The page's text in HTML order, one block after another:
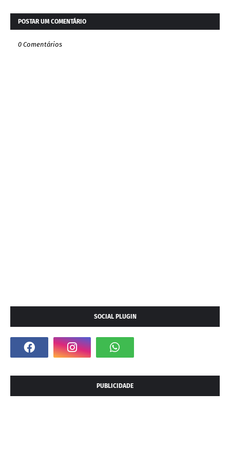
POSTAR UM COMENTÁRIO
0 Comentários
SOCIAL PLUGIN
PUBLICIDADE